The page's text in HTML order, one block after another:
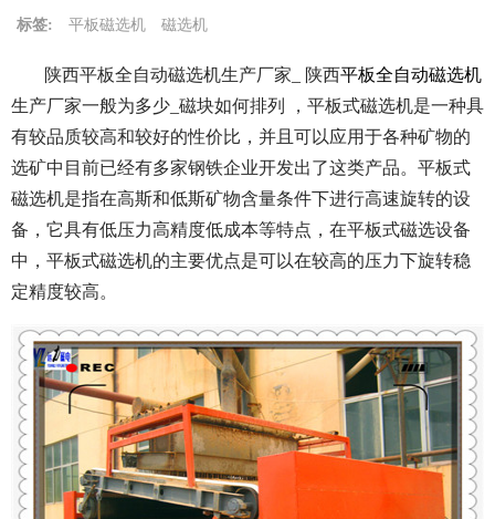
标签: 平板磁选机 磁选机
陕西平板全自动磁选机生产厂家_ 陕西平板全自动磁选机
生产厂家一般为多少_磁块如何排列 ，平板式磁选机是一种具
有较品质较高和较好的性价比，并且可以应用于各种矿物的
选矿中目前已经有多家钢铁企业开发出了这类产品。平板式
磁选机是指在高斯和低斯矿物含量条件下进行高速旋转的设
备，它具有低压力高精度低成本等特点，在平板式磁选设备
中，平板式磁选机的主要优点是可以在较高的压力下旋转稳
定精度较高。